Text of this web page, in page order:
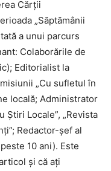
Cărții
„Săptămânii
a unui parcurs
Colaborările de
Editorialist la
„Cu sufletul în
locală; Administrator
Știri Locale”, „Revista
Redactor-șef al
10 ani). Este
și că ați